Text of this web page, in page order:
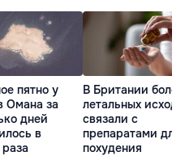
пятно у
Омана за
дней
в
В Британии
летальных
связали с
препаратами для
похудения